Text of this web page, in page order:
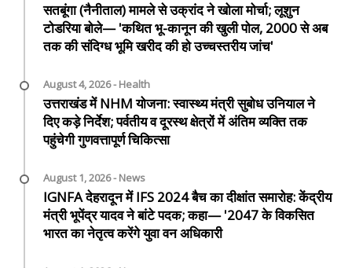
सतबूंगा (नैनीताल) मामले से उक्रांद ने खोला मोर्चा; लूशुन
टोडरिया बोले— 'कथित भू-कानून की खुली पोल, 2000 से अब
तक की संदिग्ध भूमि खरीद की हो उच्चस्तरीय जांच'
August 4, 2026 - Health
उत्तराखंड में NHM योजना: स्वास्थ्य मंत्री सुबोध उनियाल ने
दिए कड़े निर्देश; पर्वतीय व दूरस्थ क्षेत्रों में अंतिम व्यक्ति तक
पहुंचेगी गुणवत्तापूर्ण चिकित्सा
August 1, 2026 - News
IGNFA देहरादून में IFS 2024 बैच का दीक्षांत समारोह: केंद्रीय
मंत्री भूपेंद्र यादव ने बांटे पदक; कहा— '2047 के विकसित
भारत का नेतृत्व करेंगे युवा वन अधिकारी